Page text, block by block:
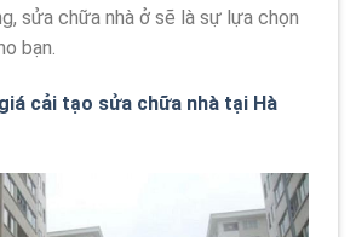
sửa chữa nhà ở sẽ là sự lựa chọn
bạn.
cải tạo sửa chữa nhà tại Hà